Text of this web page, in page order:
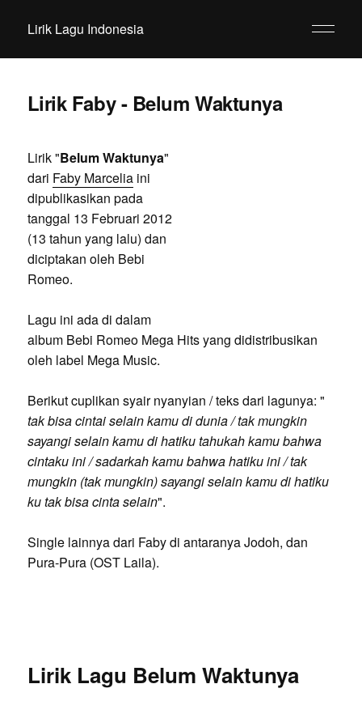
Lirik Lagu Indonesia
Lirik Faby - Belum Waktunya
Lirik "Belum Waktunya"
dari Faby Marceliaini
dipublikasikan pada
tanggal 13 Februari 2012
(13 tahun yang lalu) dan
diciptakan oleh Bebi
Romeo.
Lagu ini ada di dalam
album Bebi Romeo Mega Hits yang didistribusikan
oleh label Mega Music.
Berikut cuplikan syair nyanyian / teks dari lagunya: "
tak bisa cintai selain kamu di dunia / tak mungkin
sayangi selain kamu di hatiku tahukah kamu bahwa
cintaku ini / sadarkah kamu bahwa hatiku ini / tak
mungkin (tak mungkin) sayangi selain kamu di hatiku
ku tak bisa cinta selain".
Single lainnya dari Faby di antaranya Jodoh, dan
Pura-Pura (OST Laila).
Lirik Lagu Belum Waktunya